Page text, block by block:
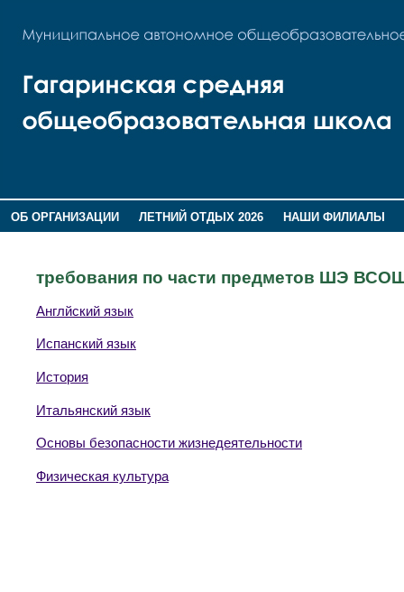
ОБ ОРГАНИЗАЦИИ ЛЕТНИЙ ОТДЫХ 2026
НАШИ ФИЛИАЛЫ
требования по части предметов ШЭ
Англйский язык
Испанский язык
История
Итальянский язык
Основы безопасности жизнедеятельности
Физическая культура